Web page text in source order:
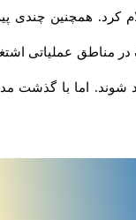
همچنین چندی پیش
عملیاتی اشتغال
اما با گذشت مدتی